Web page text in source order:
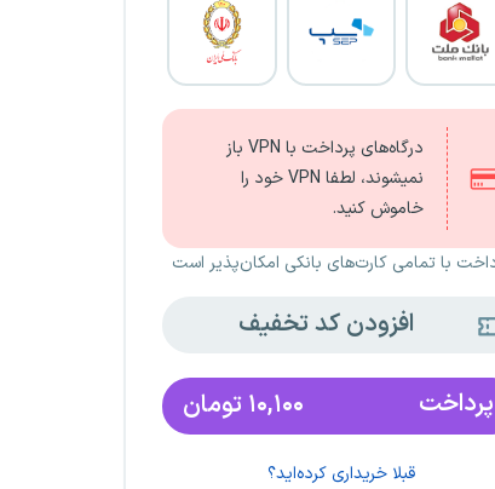
درگاه‌های پرداخت با VPN باز
نمیشوند، لطفا VPN خود را
خاموش کنید.
با تمامی کارت‌های بانکی امکان‌پذیر است
افزودن کد تخفیف
پرداخت ۱۰,۱۰۰ تومان
قبلا خریداری کرده‌اید؟